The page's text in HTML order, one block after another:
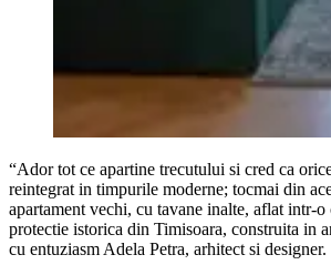
“Ador tot ce apartine trecutului si cred ca
reintegrat in timpurile moderne; tocmai din
apartament vechi, cu tavane inalte, aflat intr-
protectie istorica din Timisoara, construita in
cu entuziasm Adela Petra, arhitect si designer.